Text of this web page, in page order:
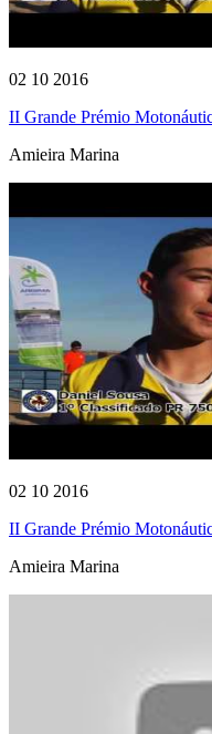
02 10 2016
II Grande Prémio
Amieira Marina
02 10 2016
II Grande Prémio
Amieira Marina